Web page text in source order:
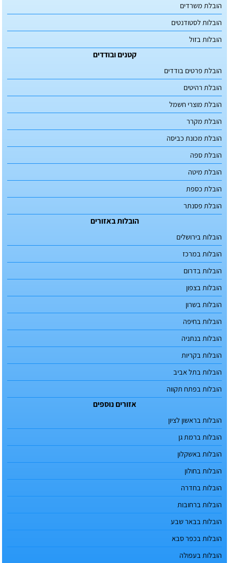
הובלת משרדים
הובלות לסטודנטים
הובלות בזול
קטנים ובודדים
הובלת פרטים בודדים
הובלת רהיטים
הובלת מוצרי חשמל
הובלת מקרר
הובלת מכונת כביסה
הובלת ספה
הובלת מיטה
הובלת כספת
הובלת פסנתר
הובלות באזורים
הובלות בירושלים
הובלות במרכז
הובלות בדרום
הובלות בצפון
הובלות בשרון
הובלות בחיפה
הובלות בנתניה
הובלות בקריות
הובלות בתל אביב
הובלות בפתח תקווה
אזורים נוספים
הובלות בראשון לציון
הובלות ברמת גן
הובלות באשקלון
הובלות בחולון
הובלות בחדרה
הובלות ברחובות
הובלות בבאר שבע
הובלות בכפר סבא
הובלות בעפולה